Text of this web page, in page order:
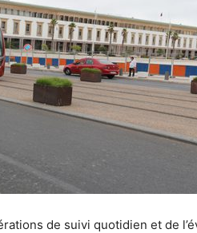
de suivi quotidien et de